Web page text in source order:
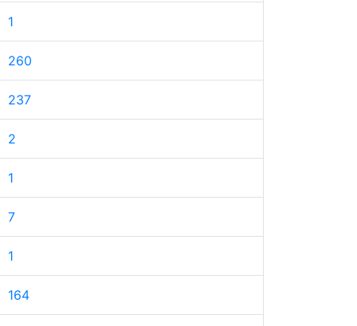
1
260
237
2
1
7
1
164